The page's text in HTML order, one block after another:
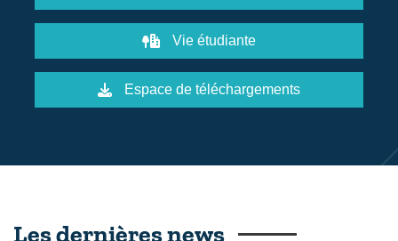
Vie étudiante
Espace de téléchargements
Les dernières news